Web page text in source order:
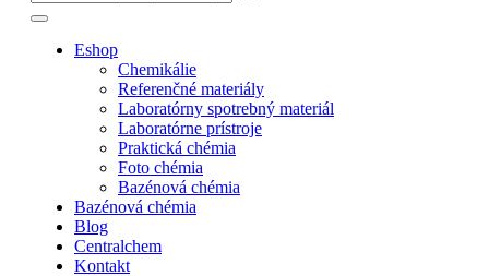
Eshop
Chemikálie
Referenčné materiály
Laboratórny spotrebný materiál
Laboratórne prístroje
Praktická chémia
Foto chémia
Bazénová chémia
Bazénová chémia
Blog
Centralchem
Kontakt